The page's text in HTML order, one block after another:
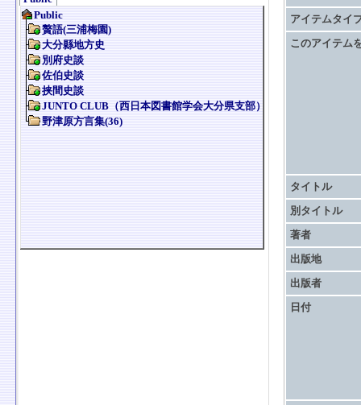
アイテムタイ
このアイテム
タイトル
別タイトル
著者
出版地
出版者
日付